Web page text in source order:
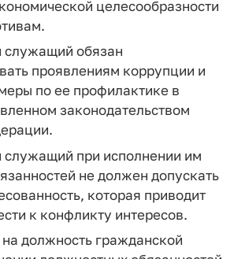
целесообразности
служащий обязан
проявлениям коррупции и
по ее профилактике в
законодательством
служащий при исполнении им
не должен допускать
которая приводит
к конфликту интересов.
должность гражданской